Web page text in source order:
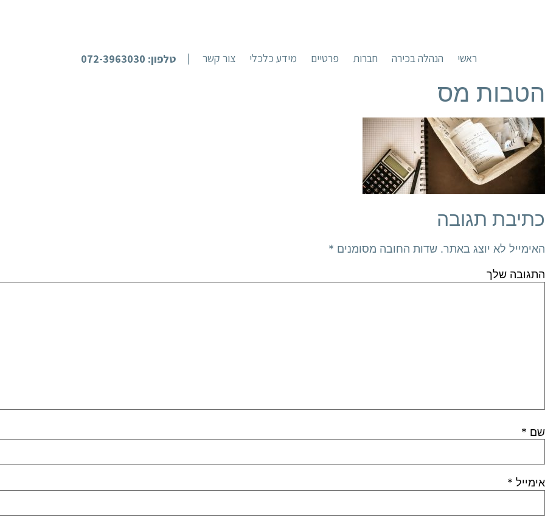
ראשי הנהלה בכירה חברות פרטיים מידע כלכלי צור קשר טלפון: 072-3963030
הטבות מס
כתיבת תגובה
האימייל לא יוצג באתר. שדות החובה מסומנים *
התגובה שלך
שם *
אימייל *